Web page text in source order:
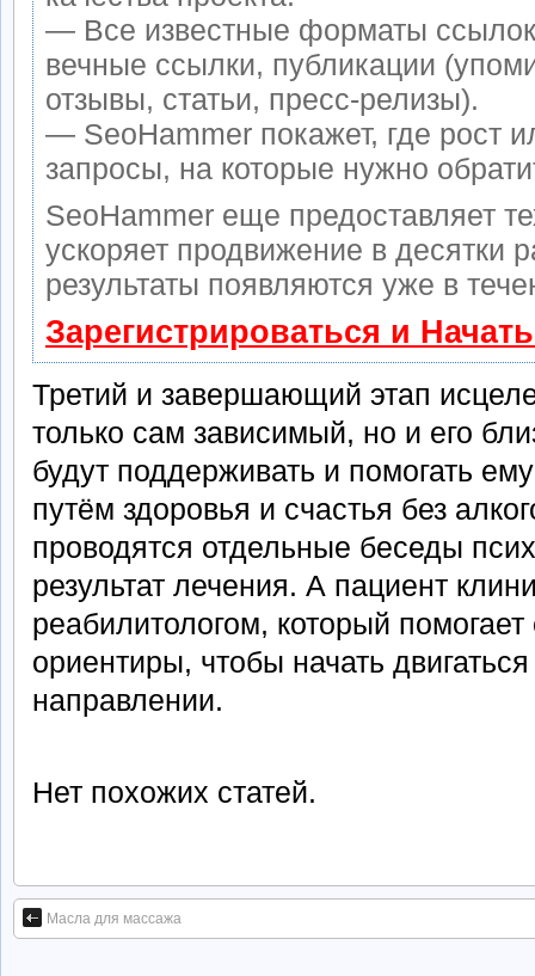
— Все известные форматы
вечные ссылки, публикации
отзывы, статьи, пресс-релизы).
— SeoHammer покажет, где рост
запросы, на которые нужно
SeoHammer еще предоставляет
ускоряет продвижение в десятки
результаты появляются уже в
Зарегистрироваться и
Третий и завершающий этап
только сам зависимый, но и его
будут поддерживать и помогать
путём здоровья и счастья без
проводятся отдельные беседы
результат лечения. А пациент
реабилитологом, который
ориентиры, чтобы начать
направлении.
Нет похожих статей.
Масла для массажа